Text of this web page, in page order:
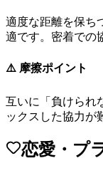
適度な距離を保ち
適です。 密着での
⚠️ 摩擦ポイント
互いに 「 負けられ
ッ ク ス した協力が
恋愛・プ